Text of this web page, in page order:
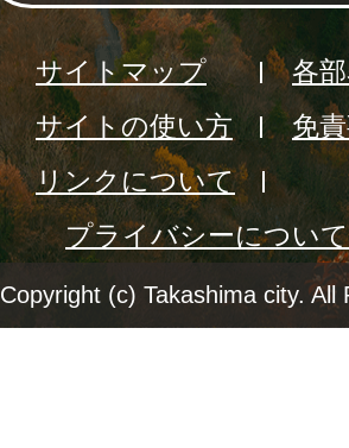
サイトマップ
各
サイトの使い方
免
リンクについて
プライバシーについて
Copyright (c) Takashima city. All